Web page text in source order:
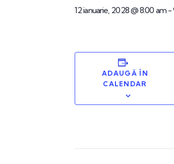
12 ianuarie, 2028 @ 8:00 am-
ADAUGĂ ÎN
CALENDAR